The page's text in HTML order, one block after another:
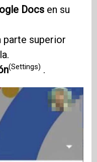
Docs en su
parte superior
(Settings) .